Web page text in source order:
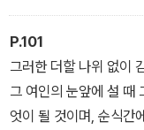
P.101
그러한 더할 나위 없이
그 여인의 눈앞에 설 때
엇이 될 것이며, 순식간